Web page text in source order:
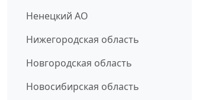
Ненецкий АО
Нижегородская область
Новгородская область
Новосибирская область